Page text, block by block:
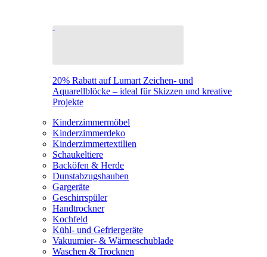
20% Rabatt auf Lumart Zeichen- und
Aquarellblöcke – ideal für Skizzen und kreative
Projekte
Kinderzimmermöbel
Kinderzimmerdeko
Kinderzimmertextilien
Schaukeltiere
Backöfen & Herde
Dunstabzugshauben
Gargeräte
Geschirrspüler
Handtrockner
Kochfeld
Kühl- und Gefriergeräte
Vakuumier- & Wärmeschublade
Waschen & Trocknen